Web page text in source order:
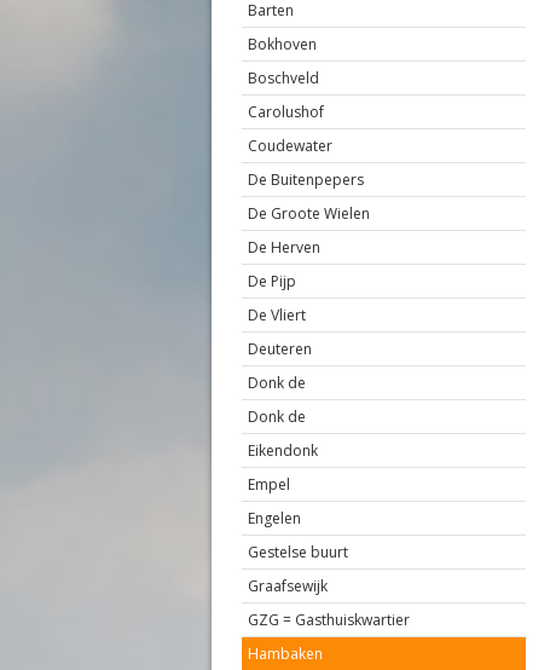
Barten
Bokhoven
Boschveld
Carolushof
Coudewater
De Buitenpepers
De Groote Wielen
De Herven
De Pijp
De Vliert
Deuteren
Donk de
Donk de
Eikendonk
Empel
Engelen
Gestelse buurt
Graafsewijk
GZG = Gasthuiskwartier
Hambaken